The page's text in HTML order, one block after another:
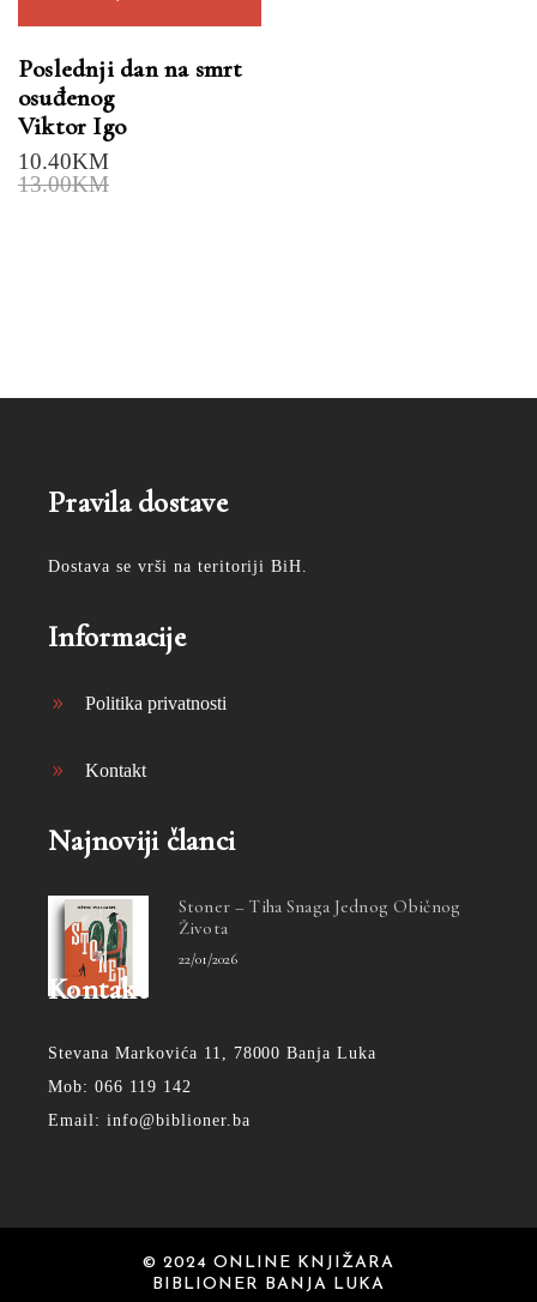
Poslednji dan na smrt
osuđenog
Viktor Igo
13.00KM
10.40KM
Pravila dostave
Dostava se vrši na teritoriji BiH.
Informacije
Politika privatnosti
Kontakt
Najnoviji članci
Stoner – Tiha Snaga Jednog Običnog
Života
22/01/2026
Kontakt
Stevana Markovića 11, 78000 Banja Luka
Mob: 066 119 142
Email: info@biblioner.ba
© 2024 ONLINE KNJIŽARA
BIBLIONER BANJA LUKA